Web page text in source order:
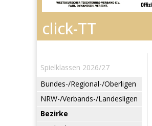
Spielklassen 2026/27
Bundes-/Regional-/Oberligen
NRW-/Verbands-/Landesligen
Bezirke